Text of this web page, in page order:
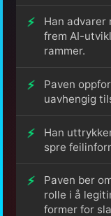
Han advarer
frem AI-
rammer.
Paven
uavhengig
Han
spre
Paven ber
rolle i å
former for